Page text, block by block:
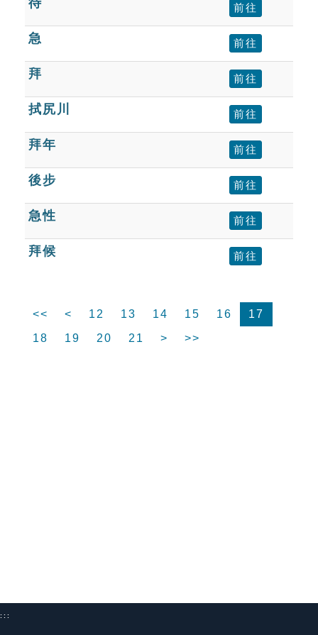
教學應用
貓頭鷹博士
前往
急 前往
拜 前往
拭尻川 前往
拜年 前往
後步 前往
急性 前往
拜候 前往
<< < 12 13 14 15 16
17
18
19 20 21 > >>
:::